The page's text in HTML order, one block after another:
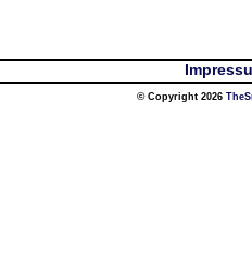
© Copyright 2026